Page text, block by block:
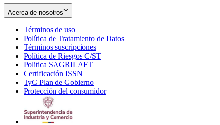
Acerca de nosotros
Términos de uso
in
new
window
Política de Tratamiento de Datos
Términos suscripciones
in
Política de Riesgos C/ST
Política SAGRILAFT
new
window
Certificación ISSN
in
new
TyC Plan de Gobierno
in
Protección del consumidorOpens